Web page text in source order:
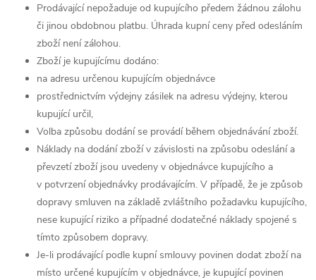
Prodávající nepožaduje od kupujícího předem žádnou zálohu
či jinou obdobnou platbu. Úhrada kupní ceny před odesláním
zboží není zálohou.
Zboží je kupujícímu dodáno:
na adresu určenou kupujícím objednávce
prostřednictvím výdejny zásilek na adresu výdejny, kterou
kupující určil,
Volba způsobu dodání se provádí během objednávání zboží.
Náklady na dodání zboží v závislosti na způsobu odeslání a
převzetí zboží jsou uvedeny v objednávce kupujícího a
v potvrzení objednávky prodávajícím. V případě, že je způsob
dopravy smluven na základě zvláštního požadavku kupujícího,
nese kupující riziko a případné dodatečné náklady spojené s
tímto způsobem dopravy.
Je-li prodávající podle kupní smlouvy povinen dodat zboží na
místo určené kupujícím v objednávce, je kupující povinen